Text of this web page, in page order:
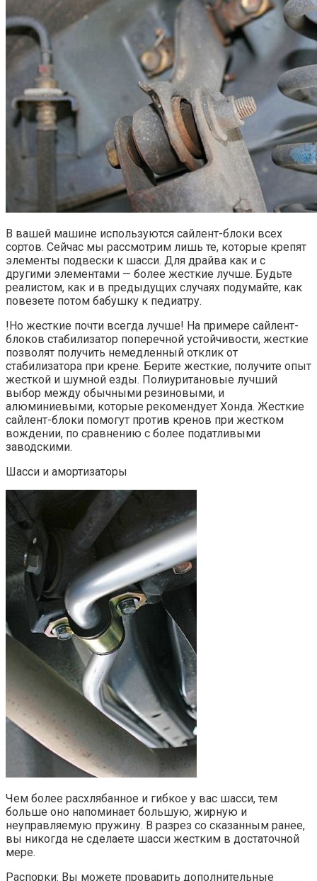
В вашей машине используются сайлент-блоки всех
сортов. Сейчас мы рассмотрим лишь те, которые крепят
элементы подвески к шасси. Для драйва как и с
другими элементами — более жесткие лучше. Будьте
реалистом, как и в предыдущих случаях подумайте, как
повезете потом бабушку к педиатру.
!Но жесткие почти всегда лучше! На примере сайлент-
блоков стабилизатор поперечной устойчивости, жесткие
позволят получить немедленный отклик от
стабилизатора при крене. Берите жесткие, получите опыт
жесткой и шумной езды. Полиуритановые лучший
выбор между обычными резиновыми, и
алюминиевыми, которые рекомендует Хонда. Жесткие
сайлент-блоки помогут против кренов при жестком
вождении, по сравнению с более податливыми
заводскими.
Шасси и амортизаторы
Чем более расхлябанное и гибкое у вас шасси, тем
больше оно напоминает большую, жирную и
неуправляемую пружину. В разрез со сказанным ранее,
вы никогда не сделаете шасси жестким в достаточной
мере.
Распорки: Вы можете проварить дополнительные